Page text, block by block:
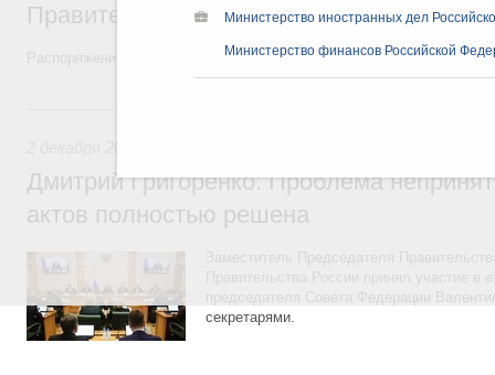
Министерство иностранных дел
Министерство финансов Российской
Правительства на 2023 год
Распоряжение от 23 декабря 2022 года №4112-р
Дмитрий Григоренко: Проблема
актов полностью решена
секретарями.